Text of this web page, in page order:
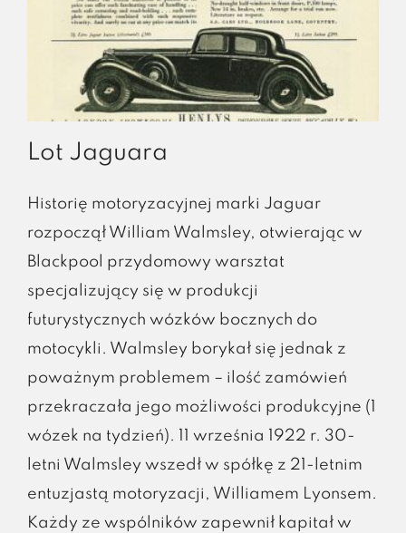
Lot Jaguara
Historię motoryzacyjnej marki Jaguar
rozpoczął William Walmsley, otwierając w
Blackpool przydomowy warsztat
specjalizujący się w produkcji
futurystycznych wózków bocznych do
motocykli. Walmsley borykał się jednak z
poważnym problemem – ilość zamówień
przekraczała jego możliwości produkcyjne (1
wózek na tydzień). 11 września 1922 r. 30-
letni Walmsley wszedł w spółkę z 21-letnim
entuzjastą motoryzacji, Williamem Lyonsem.
Każdy ze wspólników zapewnił kapitał w